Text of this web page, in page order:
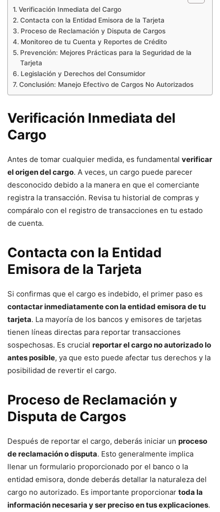
Verificación Inmediata del Cargo
Contacta con la Entidad Emisora de la Tarjeta
Proceso de Reclamación y Disputa de Cargos
Monitoreo de tu Cuenta y Reportes de Crédito
Prevención: Mejores Prácticas para la Seguridad de la
Tarjeta
Legislación y Derechos del Consumidor
Conclusión: Manejo Efectivo de Cargos No Autorizados
Verificación Inmediata del
Cargo
Antes de tomar cualquier medida, es fundamental verificar
el origen del cargo. A veces, un cargo puede parecer
desconocido debido a la manera en que el comerciante
registra la transacción. Revisa tu historial de compras y
compáralo con el registro de transacciones en tu estado
de cuenta.
Contacta con la Entidad
Emisora de la Tarjeta
Si confirmas que el cargo es indebido, el primer paso es
contactar inmediatamente con la entidad emisora de tu
tarjeta. La mayoría de los bancos y emisores de tarjetas
tienen líneas directas para reportar transacciones
sospechosas. Es crucial reportar el cargo no autorizado lo
antes posible, ya que esto puede afectar tus derechos y la
posibilidad de revertir el cargo.
Proceso de Reclamación y
Disputa de Cargos
Después de reportar el cargo, deberás iniciar un proceso
de reclamación o disputa. Esto generalmente implica
llenar un formulario proporcionado por el banco o la
entidad emisora, donde deberás detallar la naturaleza del
cargo no autorizado. Es importante proporcionar toda la
información necesaria y ser preciso en tus explicaciones.